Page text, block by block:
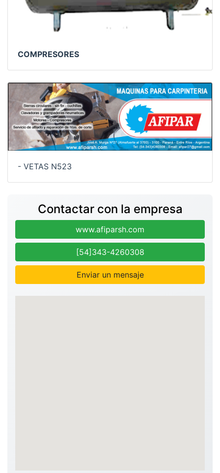
COMPRESORES
- VETAS N523
Contactar con la empresa
www.afiparsh.com
[54]343-4260308
Enviar un mensaje